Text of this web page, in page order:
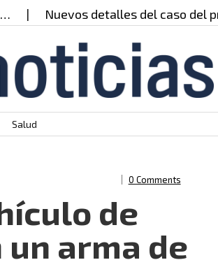
Nuevos detalles del caso del
Salud
0 Comments
de
arma de